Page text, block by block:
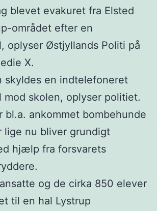
blevet evakuret fra Elsted
området efter en
oplyser Østjyllands Politi på
X.
skyldes en indtelefoneret
mod skolen, oplyser politiet.
bl.a. ankommet bombehunde
lige nu bliver grundigt
hjælp fra forsvarets
og de cirka 850 elever
til en hal Lystrup